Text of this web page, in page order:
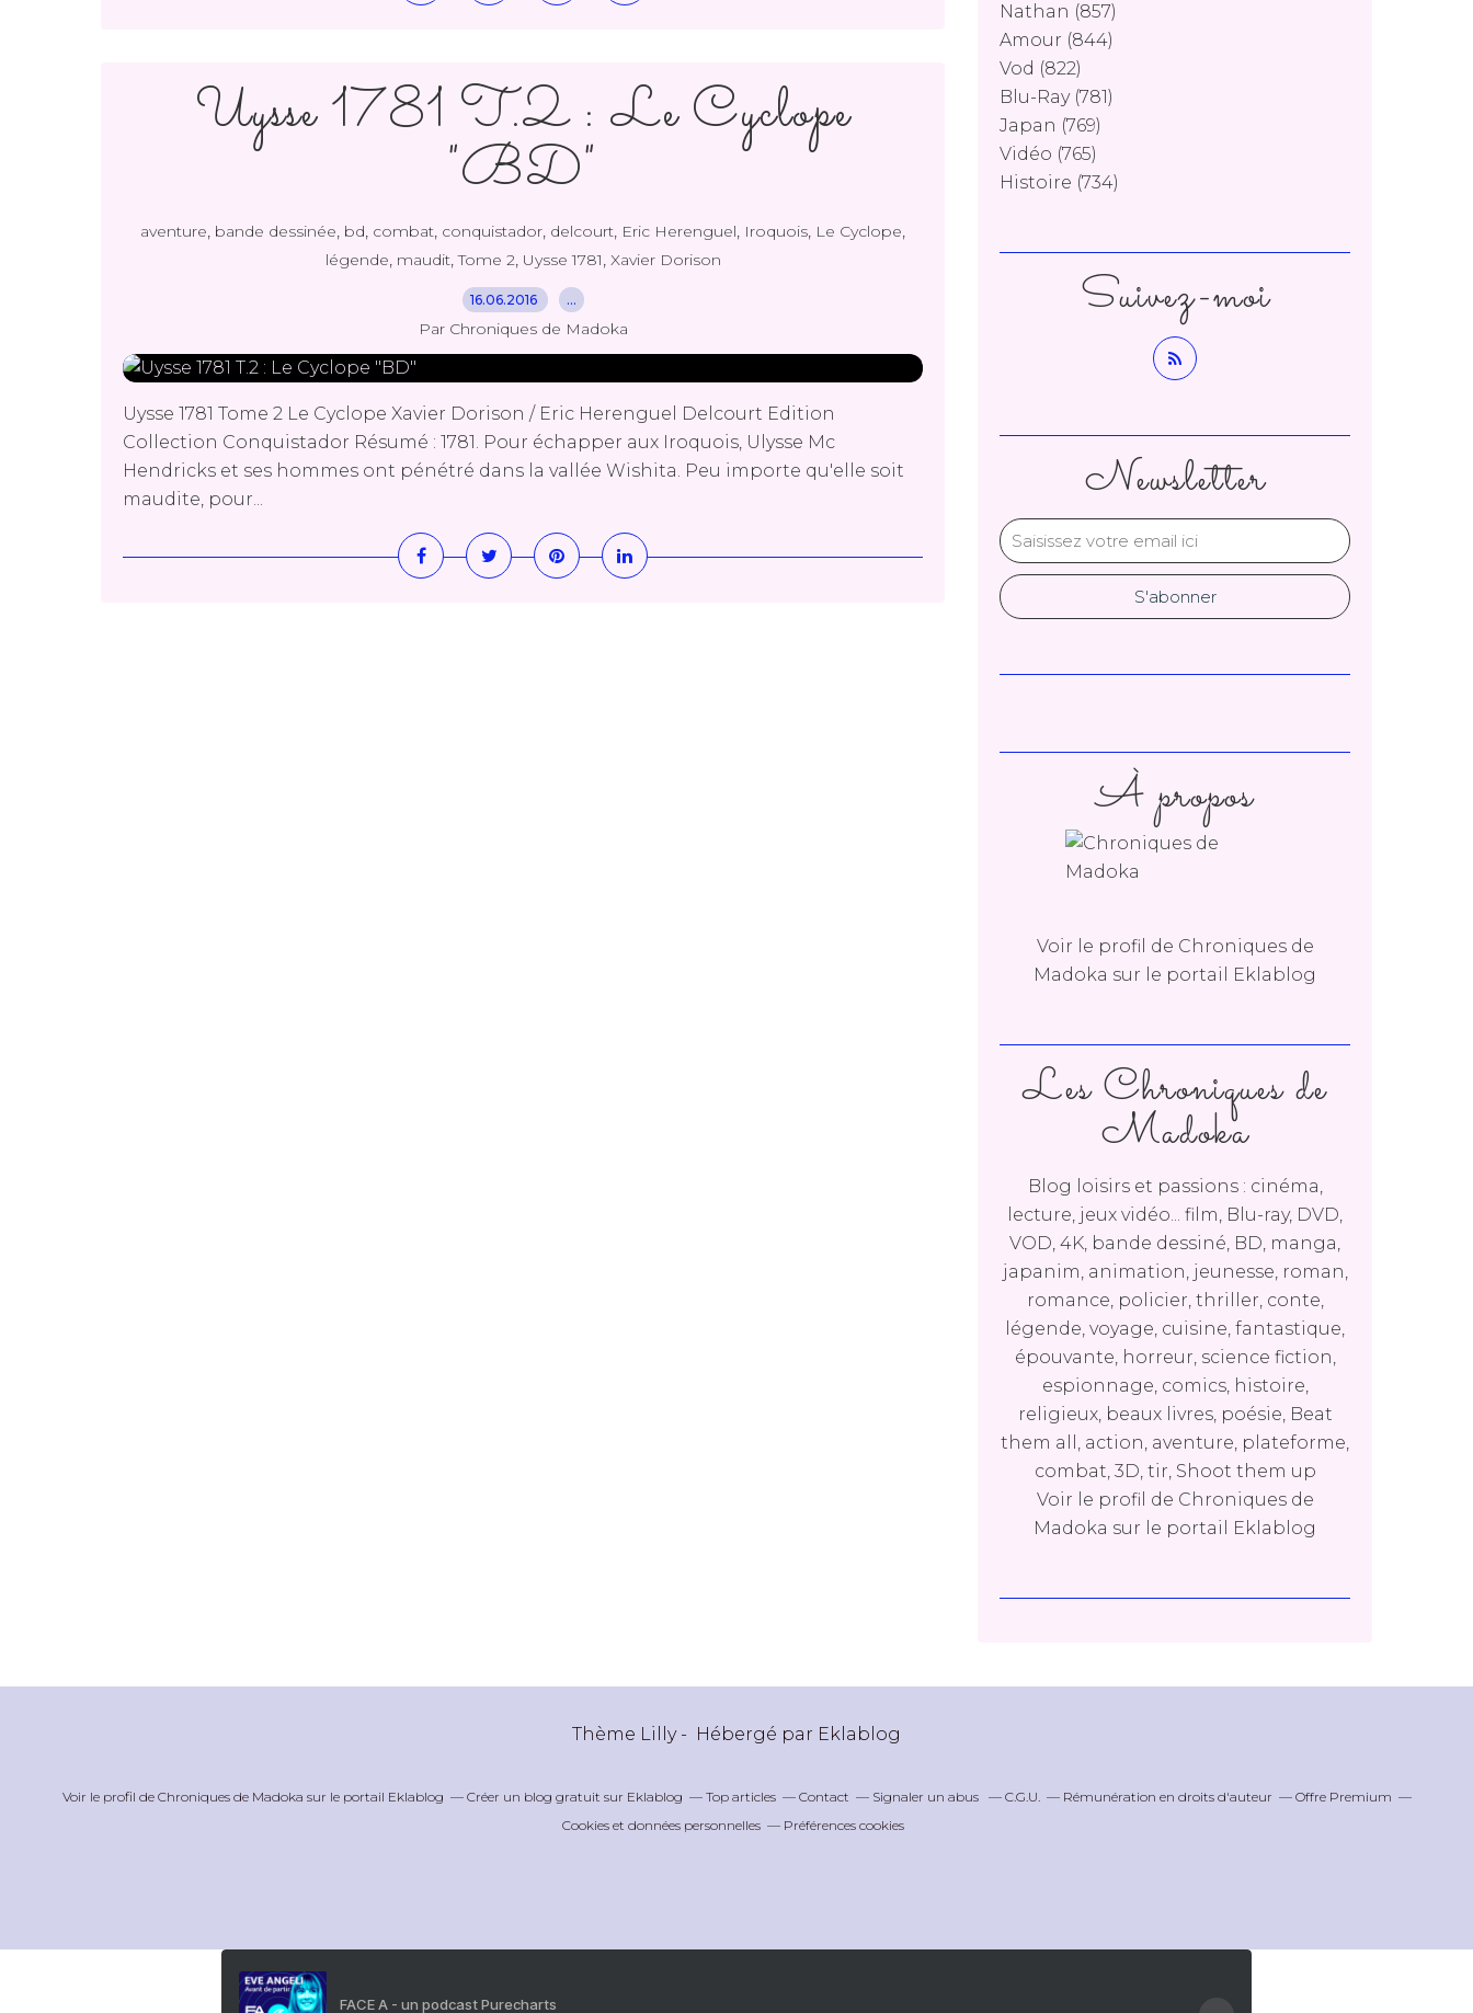
Uysse 1781 T.2 : Le Cyclope
"BD"
aventure, bande dessinée, bd, combat, conquistador, delcourt, Eric Herenguel, Iroquois, Le Cyclope,
légende, maudit,Tome 2, Uysse 1781, Xavier Dorison
16.06.2016 …
Par Chroniques de Madoka
Uysse 1781 Tome 2 Le Cyclope Xavier Dorison / Eric Herenguel Delcourt Edition
Collection Conquistador Résumé : 1781. Pour échapper aux Iroquois, Ulysse Mc
Hendricks et ses hommes ont pénétré dans la vallée Wishita. Peu importe qu'elle soit
maudite, pour...
Newsletter
Nathan (857)
Amour (844)
Vod (822)
Blu-Ray(781)
Japan (769)
Vidéo (765)
Histoire (734)
Les Chroniques de
Madoka
Blog loisirs et passions : cinéma,
lecture, jeux vidéo... film, Blu-ray, DVD,
VOD, 4K, bande dessiné, BD, manga,
japanim, animation, jeunesse, roman,
romance, policier, thriller, conte,
légende, voyage, cuisine, fantastique,
épouvante, horreur, science fiction,
espionnage, comics, histoire,
religieux, beaux livres, poésie, Beat
them all, action, aventure, plateforme,
combat, 3D, tir, Shoot them up
Voir le profil de Chroniques de
Madoka sur le portail Eklablog
Suivez-moi
À propos
Voir le profil de Chroniques de
Madoka sur le portail Eklablog
Thème Lilly - Hébergé par Eklablog
Voir le profil de Chroniques de Madoka sur le portail Eklablog Créer un blog gratuit sur Eklablog Top articles Contact Signaler un abus C.G.U. Rémunération en droits d'auteur
Offre Premium
Cookies et données personnelles
Préférences cookies
FACE A - un podcast Purecharts